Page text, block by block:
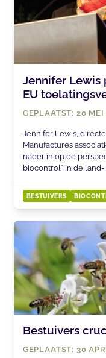
Jennifer Lewis
EU
GEPLAATST: 20 MEI
Jennifer Lewis,
Manufactures
nader in op de
biocontrol* in de
BESTUIVERS
Bestuivers
GEPLAATST: 30